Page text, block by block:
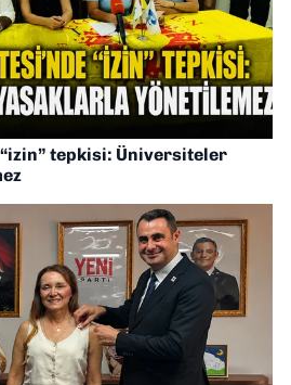
tepkisi: Üniversiteler